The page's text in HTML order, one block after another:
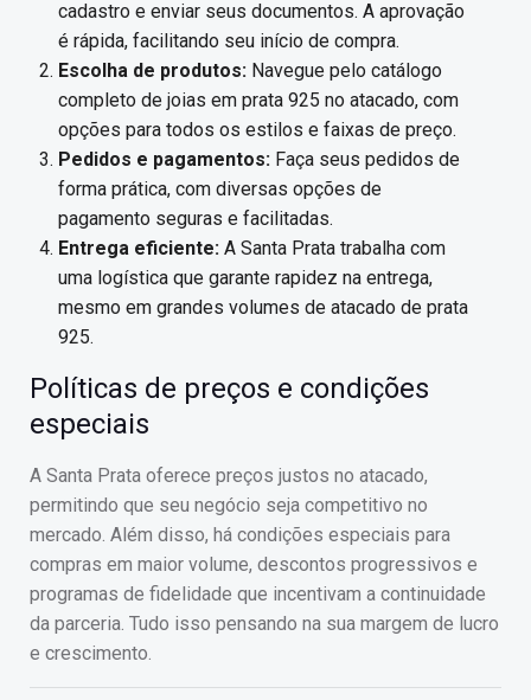
cadastro e enviar seus documentos. A aprovação
é rápida, facilitando seu início de compra.
Escolha de produtos: Navegue pelo catálogo
completo de joias em prata 925 no atacado, com
opções para todos os estilos e faixas de preço.
Pedidos e pagamentos: Faça seus pedidos de
forma prática, com diversas opções de
pagamento seguras e facilitadas.
Entrega eficiente: A Santa Prata trabalha com
uma logística que garante rapidez na entrega,
mesmo em grandes volumes de atacado de prata
925.
Políticas de preços e condições
especiais
A Santa Prata oferece preços justos no atacado,
permitindo que seu negócio seja competitivo no
mercado. Além disso, há condições especiais para
compras em maior volume, descontos progressivos e
programas de fidelidade que incentivam a continuidade
da parceria. Tudo isso pensando na sua margem de lucro
e crescimento.